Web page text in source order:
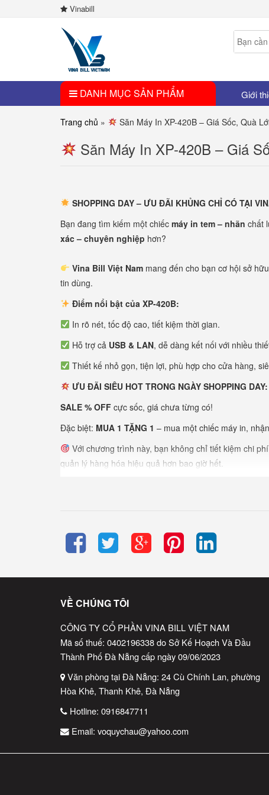
Vinabill
DANH MỤC SẢN PHẨM Giới
Trang chủ » Săn Máy In XP-420B – Giá Sốc, Quà
Săn Máy In XP-420B – Giá
SHOPPING DAY – ƯU ĐÃI KHỦNG CHỈ CÓ TẠI
Bạn đang tìm kiếm một chiếc máy in tem – nhãn chất
xác – chuyên nghiệp hơn?
Vina Bill Việt Nammang đến cho bạn cơ hội sở hữu
tin dùng.
Điểm nổi bật của XP-420B:
In rõ nét, tốc độ cao, tiết kiệm thời gian.
Hỗ trợ cả USB & LAN, dễ dàng kết nối với nhiều
Thiết kế nhỏ gọn, tiện lợi, phù hợp cho cửa hàng,
ƯU ĐÃI SIÊU HOT TRONG NGÀY SHOPPING DAY:
SALE % OFF cực sốc, giá chưa từng có!
Đặc biệt: MUA 1 TẶNG 1 – mua một chiếc máy in,
Với chương trình này, bạn không chỉ tiết kiệm chi
quản lý hàng hóa hiệu quả hơn bao giờ hết.
Click ngayBUY NOW để không bỏ lỡ deal vàng từ
VỀ CHÚNG TÔI
CÔNG TY CỔ PHẦN VINA BILL VIỆT NAM
Mã số thuế: 0402196338 do Sở Kế Hoạch Và Đầu
Thành Phố Đà Nẵng cấp ngày 09/06/2023
Văn phòng tại Đà Nẵng: 24 Cù Chính Lan, phường
Hòa Khê, Thanh Khê, Đà Nẵng
Hotline: 0916847711
Email: voquychau@yahoo.com